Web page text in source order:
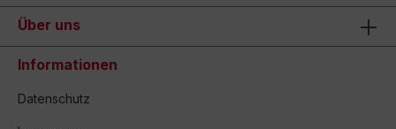
Über uns
Informationen
Datenschutz